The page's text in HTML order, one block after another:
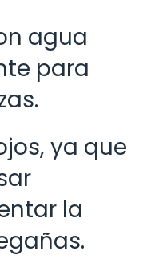
agua
para
ya que
la